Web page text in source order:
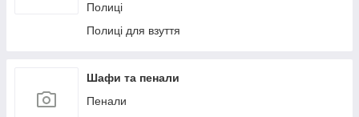
Полиці
Полиці для взуття
Шафи та пенали
Пенали